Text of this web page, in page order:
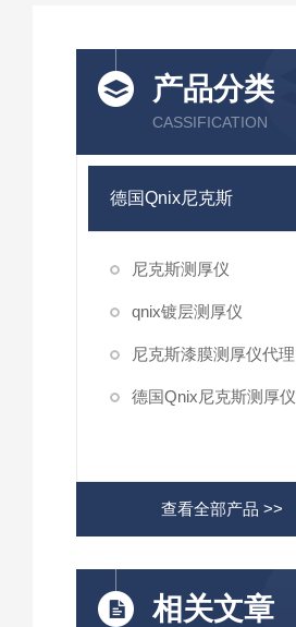
产品分类
CASSIFICATION
德国Qnix尼克斯
尼克斯测厚仪
qnix镀层测厚仪
尼克斯漆膜测厚仪代理
德国Qnix尼克斯测厚仪
查看全部产品 >>
相关文章